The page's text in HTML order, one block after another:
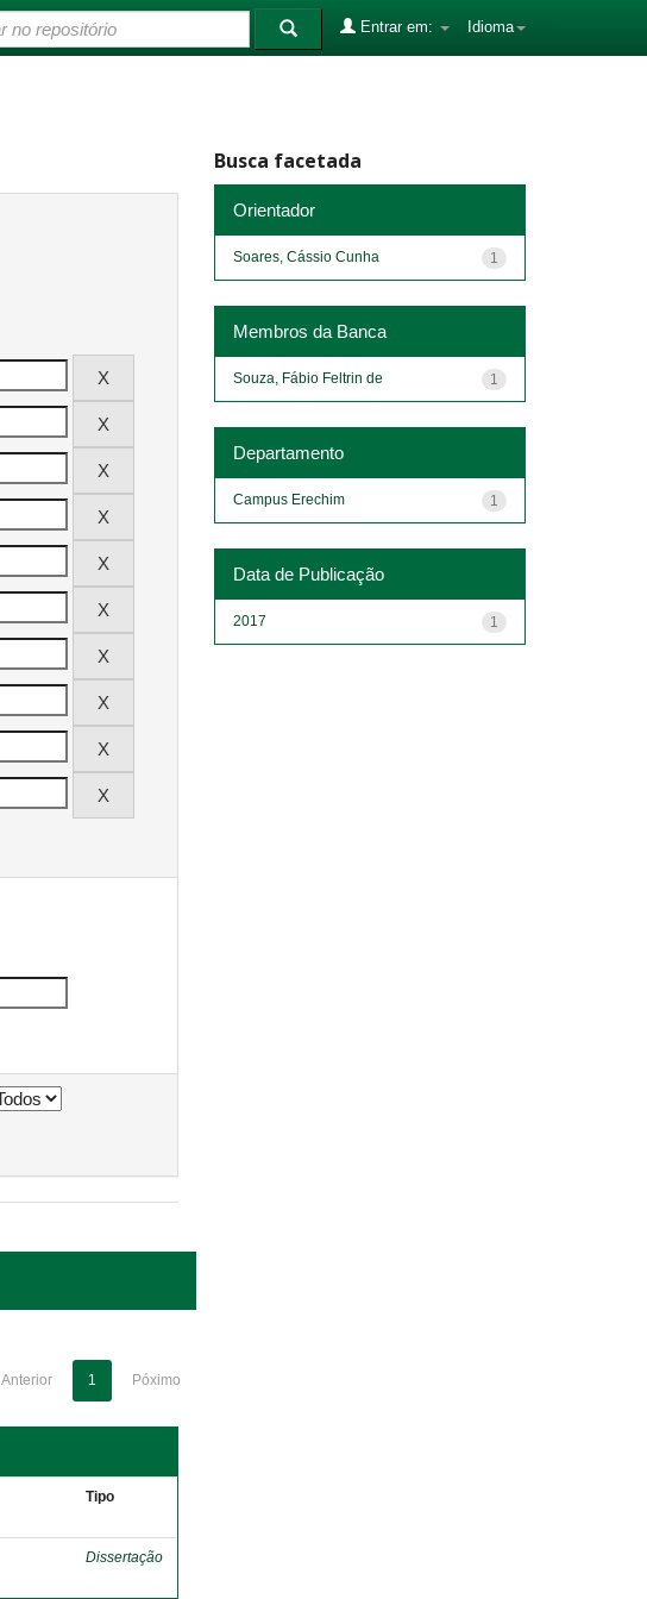
Idioma
Entrar em:
Anterior 1 Póximo
Tipo
Dissertação
Busca facetada
Orientador
1
Soares, Cássio Cunha
Membros da Banca
1
Souza, Fábio Feltrin de
Departamento
1
Campus Erechim
Data de Publicação
1
2017